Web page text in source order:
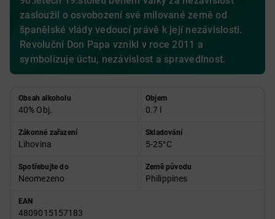
zasloužil o osvobození své milované země od
španělské vlády vedoucí právě k její nezávislosti.
Revoluční Don Papa vznikl v roce 2011 a
symbolizuje úctu, nezávislost a spravedlnost.
Obsah alkoholu
40% Obj.
Objem
0.7 l
Zákonné zařazení
Lihovina
Skladování
5-25°C
Spotřebujte do
Neomezeno
Země původu
Philippines
EAN
4809015157183